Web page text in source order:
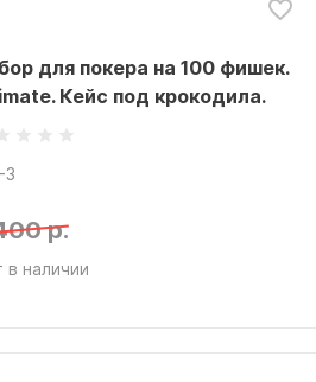
для покера на 100 фишек.
Кейс под крокодила.
3
р.
в наличии